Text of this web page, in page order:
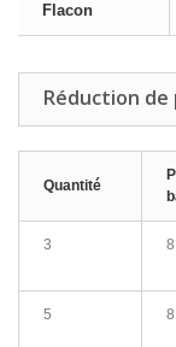
Flacon
Réduction
Quantité
3
5